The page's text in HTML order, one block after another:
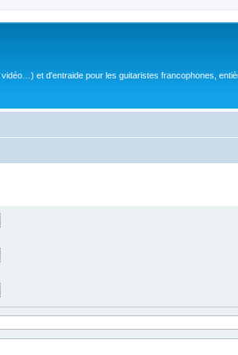
et d'entraide pour les guitaristes francophones,